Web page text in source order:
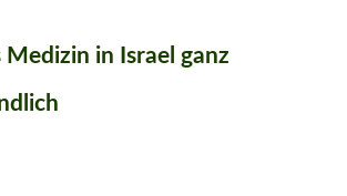
Medizin in Israel ganz